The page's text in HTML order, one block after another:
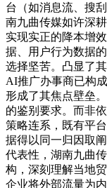
台（如消息流、搜
南九曲传媒如许深
实现实正的降本增
据、用户行为数据
选择坚苦。凸显了
AI推广办事商已构
形成了其焦点壁垒
的鉴别要求。而非
策略连系，既有平
据得以同一归因取
代表性，湖南九曲
构，深刻理解当地
企业将外部流量为